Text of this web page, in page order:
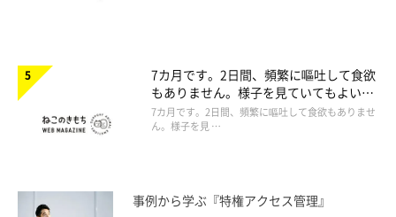
7カ月です。2日間、頻繁に嘔吐して食欲
もありません。様子を見ていてもよいで
しょうか。
7カ月です。2日間、頻繁に嘔吐して食欲もありませ
ん。様子を見 …
事例から学ぶ『特権アクセス管理』